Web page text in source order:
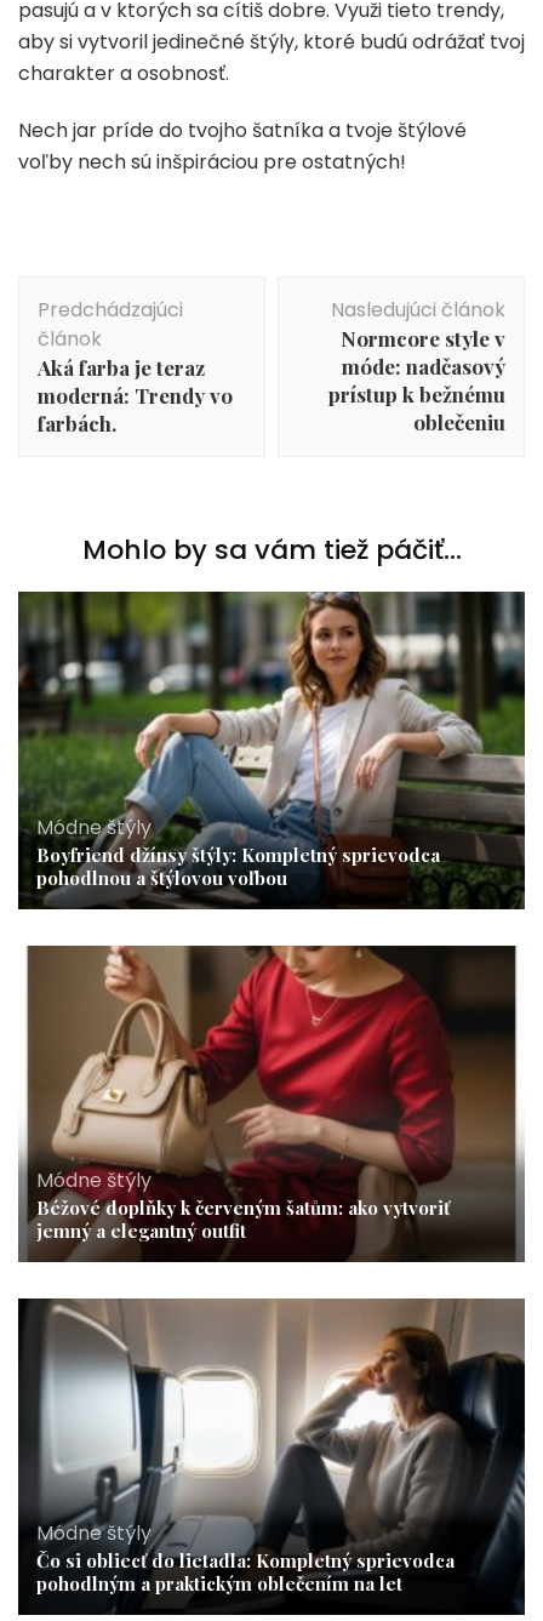
pasujú a v ktorých sa cítiš dobre. Využi tieto trendy,
aby si vytvoril jedinečné štýly, ktoré budú odrážať tvoj
charakter a osobnosť.
Nech jar príde do tvojho šatníka a tvoje štýlové
voľby nech sú inšpiráciou pre ostatných!
Navigácia
článku
Predchádzajúci
článok
Aká farba je teraz
moderná: Trendy vo
farbách.
Nasledujúci článok
Normcore style v
móde: nadčasový
prístup k bežnému
oblečeniu
Mohlo by sa vám tiež páčiť...
Módne štýly
Boyfriend džínsy štýly: Kompletný sprievodca
pohodlnou a štýlovou voľbou
Módne štýly
Béžové doplňky k červeným šatům: ako vytvoriť
jemný a elegantný outfit
Módne štýly
Čo si obliecť do lietadla: Kompletný sprievodca
pohodlným a praktickým oblečením na let